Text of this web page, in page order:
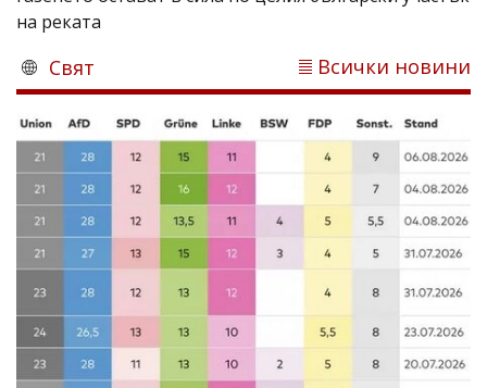
на реката
Свят Всички новини